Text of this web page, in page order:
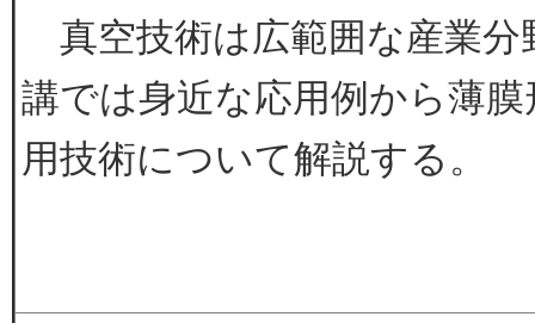
真空技術は広範囲な産業分
講では身近な応用例から薄
用技術について解説する。